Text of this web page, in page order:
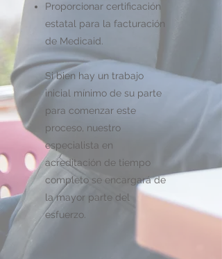
Proporcionar certificación
estatal para la facturación
de Medicaid.
​
Si bien hay un trabajo
inicial mínimo de su parte
para comenzar este
proceso, nuestro
especialista en
acreditación de tiempo
completo se encargará de
la mayor parte del
esfuerzo.